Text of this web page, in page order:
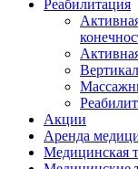
Реабилитация
Акции
Аренда
Медицинская